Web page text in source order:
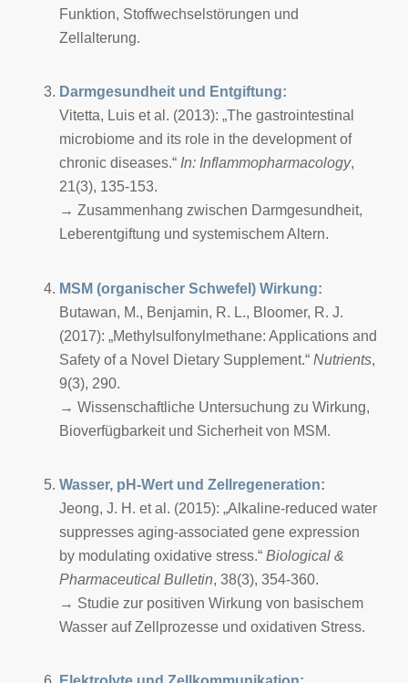
Funktion, Stoffwechselstörungen und
Zellalterung.
Darmgesundheit und Entgiftung:
Vitetta, Luis et al. (2013): „The gastrointestinal
microbiome and its role in the development of
chronic diseases.“ In: Inflammopharmacology,
21(3), 135-153.
→ Zusammenhang zwischen Darmgesundheit,
Leberentgiftung und systemischem Altern.
MSM (organischer Schwefel) Wirkung:
Butawan, M., Benjamin, R. L., Bloomer, R. J.
(2017): „Methylsulfonylmethane: Applications and
Safety of a Novel Dietary Supplement.“ Nutrients,
9(3), 290.
→ Wissenschaftliche Untersuchung zu Wirkung,
Bioverfügbarkeit und Sicherheit von MSM.
Wasser, pH-Wert und Zellregeneration:
Jeong, J. H. et al. (2015): „Alkaline-reduced water
suppresses aging-associated gene expression
by modulating oxidative stress.“ Biological &
Pharmaceutical Bulletin, 38(3), 354-360.
→ Studie zur positiven Wirkung von basischem
Wasser auf Zellprozesse und oxidativen Stress.